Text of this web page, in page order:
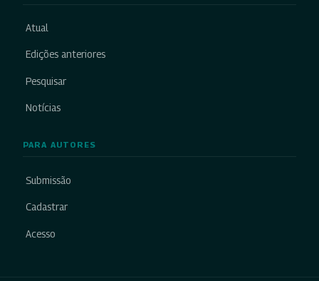
Atual
Edições anteriores
Pesquisar
Notícias
PARA AUTORES
Submissão
Cadastrar
Acesso